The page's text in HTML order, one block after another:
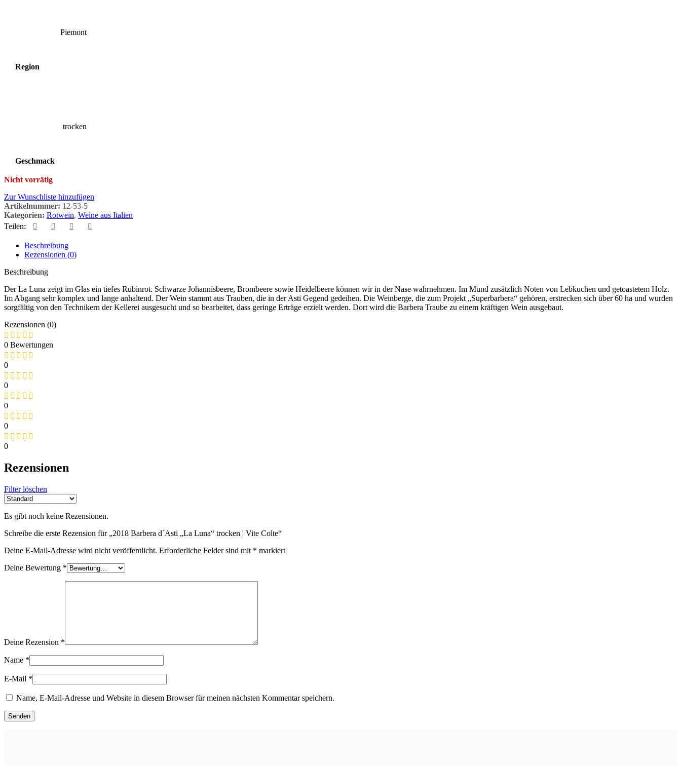
Region
Piemont
Geschmack
trocken
Nicht vorrätig
Zur Wunschliste hinzufügen
Artikelnummer: 12-53-5
Kategorien: Rotwein, Weine aus Italien
Teilen:
Beschreibung
Rezensionen (0)
Beschreibung
Der La Luna zeigt im Glas ein tiefes Rubinrot. Schwarze Johannisbeere, Brombeere sowie Heidelbeere können wir in der Nase wahrnehmen. Im Mund zusätzlich Noten von Lebkuchen und getoastetem Holz.
Im Abgang sehr komplex und lange anhaltend. Der Wein stammt aus Trauben, die in der Asti Gegend gedeihen. Die Weinberge, die zum Projekt „Superbarbera“ gehören, erstrecken sich über 60 ha und wurden
sorgfältig von den Technikern der Kellerei ausgesucht und so bearbeitet, dass geringe Erträge erzielt werden. Dort wird die Barbera Traube zu einem kräftigen Wein ausgebaut.
Rezensionen (0)
0 Bewertungen
0
0
0
0
0
Rezensionen
Filter löschen
Es gibt noch keine Rezensionen.
Schreibe die erste Rezension für „2018 Barbera d`Asti „La Luna“ trocken | Vite Colte“
Deine E-Mail-Adresse wird nicht veröffentlicht. Erforderliche Felder sind mit * markiert
Deine Bewertung *
Deine Rezension *
Name *
E-Mail *
Name, E-Mail-Adresse und Website in diesem Browser für meinen nächsten Kommentar speichern.